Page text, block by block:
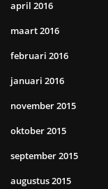
april 2016
maart 2016
februari 2016
januari 2016
november 2015
oktober 2015
september 2015
augustus 2015